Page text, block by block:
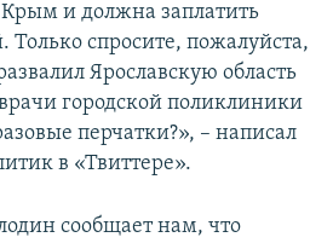
и должна заплатить
спросите, пожалуйста,
Ярославскую область
врачи городской поликлиники
перчатки?», – написал
в «Твиттере».
сообщает нам, что